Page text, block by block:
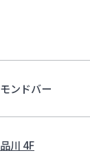
モンドバー
品川 4F